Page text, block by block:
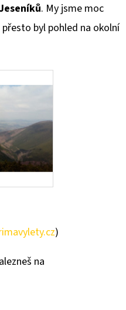
. My jsme moc
byl pohled na okolní
)
na